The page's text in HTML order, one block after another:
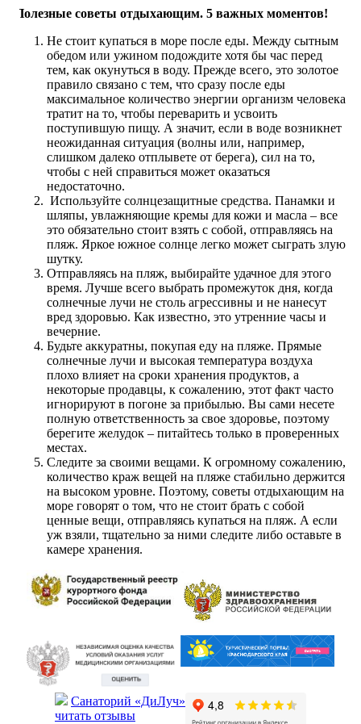
Полезные советы отдыхающим. 5 важных моментов!
Не стоит купаться в море после еды. Между сытным
обедом или ужином подождите хотя бы час перед
тем, как окунуться в воду. Прежде всего, это золотое
правило связано с тем, что сразу после еды
максимальное количество энергии организм человека
тратит на то, чтобы переварить и усвоить
поступившую пищу. А значит, если в воде возникнет
неожиданная ситуация (волны или, например,
слишком далеко отплывете от берега), сил на то,
чтобы с ней справиться может оказаться
недостаточно.
Используйте солнцезащитные средства. Панамки и
шляпы, увлажняющие кремы для кожи и масла – все
это обязательно стоит взять с собой, отправляясь на
пляж. Яркое южное солнце легко может сыграть злую
шутку.
Отправляясь на пляж, выбирайте удачное для этого
время. Лучше всего выбрать промежуток дня, когда
солнечные лучи не столь агрессивны и не нанесут
вред здоровью. Как известно, это утренние часы и
вечерние.
Будьте аккуратны, покупая еду на пляже. Прямые
солнечные лучи и высокая температура воздуха
плохо влияет на сроки хранения продуктов, а
некоторые продавцы, к сожалению, этот факт часто
игнорируют в погоне за прибылью. Вы сами несете
полную ответственность за свое здоровье, поэтому
берегите желудок – питайтесь только в проверенных
местах.
Следите за своими вещами. К огромному сожалению,
количество краж вещей на пляже стабильно держится
на высоком уровне. Поэтому, советы отдыхающим на
море говорят о том, что не стоит брать с собой
ценные вещи, отправляясь купаться на пляж. А если
уж взяли, тщательно за ними следите либо оставьте в
камере хранения.
Санаторий «ДиЛуч»
читать отзывы